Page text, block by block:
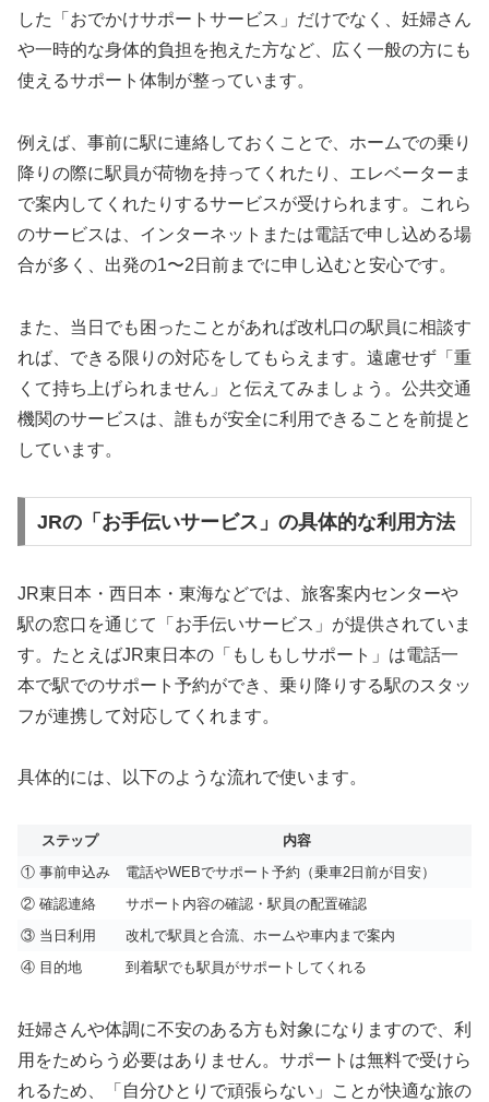
した「おでかけサポートサービス」だけでなく、妊婦さん
や一時的な身体的負担を抱えた方など、広く一般の方にも
使えるサポート体制が整っています。
例えば、事前に駅に連絡しておくことで、ホームでの乗り
降りの際に駅員が荷物を持ってくれたり、エレベーターま
で案内してくれたりするサービスが受けられます。これら
のサービスは、インターネットまたは電話で申し込める場
合が多く、出発の1〜2日前までに申し込むと安心です。
また、当日でも困ったことがあれば改札口の駅員に相談す
れば、できる限りの対応をしてもらえます。遠慮せず「重
くて持ち上げられません」と伝えてみましょう。公共交通
機関のサービスは、誰もが安全に利用できることを前提と
しています。
JRの「お手伝いサービス」の具体的な利用方法
JR東日本・西日本・東海などでは、旅客案内センターや
駅の窓口を通じて「お手伝いサービス」が提供されていま
す。たとえばJR東日本の「もしもしサポート」は電話一
本で駅でのサポート予約ができ、乗り降りする駅のスタッ
フが連携して対応してくれます。
具体的には、以下のような流れで使います。
ステップ
内容
① 事前申込み
電話やWEBでサポート予約（乗車2日前が目安）
② 確認連絡
サポート内容の確認・駅員の配置確認
③ 当日利用
改札で駅員と合流、ホームや車内まで案内
④ 目的地
到着駅でも駅員がサポートしてくれる
妊婦さんや体調に不安のある方も対象になりますので、利
用をためらう必要はありません。サポートは無料で受けら
れるため、「自分ひとりで頑張らない」ことが快適な旅の